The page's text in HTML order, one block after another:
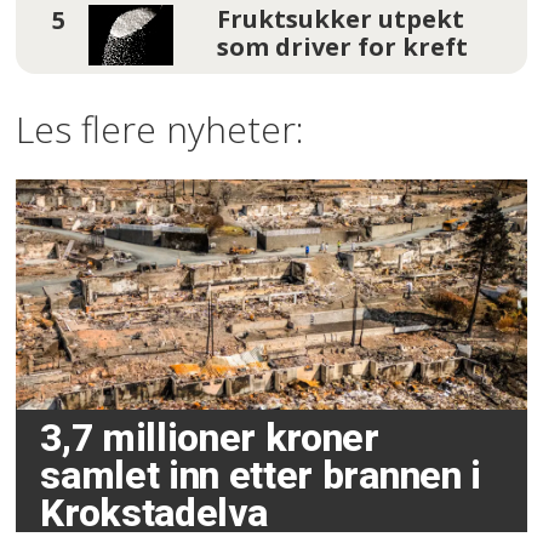
Fruktsukker utpekt
som driver for kreft
Les flere nyheter:
3,7 millioner kroner
samlet inn etter brannen i
Krokstadelva